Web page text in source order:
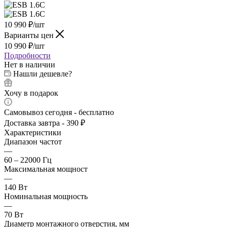
10 990 ₽/шт
Варианты цен
10 990 ₽/шт
Подробности
Нет в наличии
Нашли дешевле?
Хочу в подарок
Самовывоз сегодня - бесплатно
Доставка завтра - 390 ₽
Характеристики
Диапазон частот
—
60 – 22000 Гц
Максимальная мощност
—
140 Вт
Номинальная мощность
—
70 Вт
Диаметр монтажного отверстия, мм